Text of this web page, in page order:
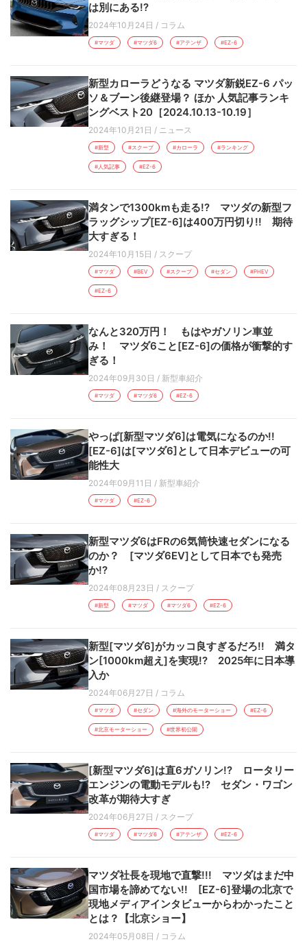
は別にある!?
2024年10月24日 / コラム
#マツダ #マツダ6 #アテンザ #EZ-6
新型カローラどうなる マツダ新鋭EZ-6 パッ
ソ＆ブーン後継登場？ ほか 人気記事ランキ
ングベスト20［2024.10.13-10.19］
2024年10月21日 / ニュース
#新型 #スクープ #カローラ #ランキング
#人気記事 #EZ-6
満タンで1300kmも走る!? マツダの新型フ
ラッグシップ[EZ-6]は400万円切り!! 期待
大すぎる！
2024年10月15日 / スクープ
#マツダ #BEV #スクープ #セダン #PHEV
#EZ-6
なんと320万円！ もはやガソリン車並
み！ マツダ6こと[EZ-6]の価格が衝撃的す
ぎる！
2024年09月30日 / 新型車紹介
#マツダ #マツダ6 #EZ-6
やっぱ[新型マツダ6]は電気になるのか!!
[EZ-6]は[マツダ6]として日本デビューの可
能性大
2024年09月11日 / 新型車紹介
#マツダ #EZ-6
新型マツダ6はFRの6気筒快速セダンになる
のか？ [マツダ6EV]として日本でも発売
か!?
2024年08月23日 / スクープ
#新型 #マツダ #マツダ6 #EZ-6
新型[マツダ6]がカッコ良すぎるだろ!! 満タ
ン[1000km超え]を実現!? 2025年に日本導
入か
2024年06月27日 / コラム
#マツダ #セダン #海外のモーターショー #EZ-6
#北京モーターショー #世界初公開
[新型マツダ6]は直6ガソリン!? ロータリー
エンジンの電動モデルも!? セダン・ワゴン
改革が期待大すぎ
2024年06月27日 / スクープ
#マツダ #マツダ6 #アテンザ #EZ-6
マツダ社長を現地で直撃!!! マツダはまだ中
国市場を諦めてない!! [EZ-6]登場の北京で
現地メディアインタビューからわかったこと
とは？【北京ショー】
2024年05月08日 / コラム